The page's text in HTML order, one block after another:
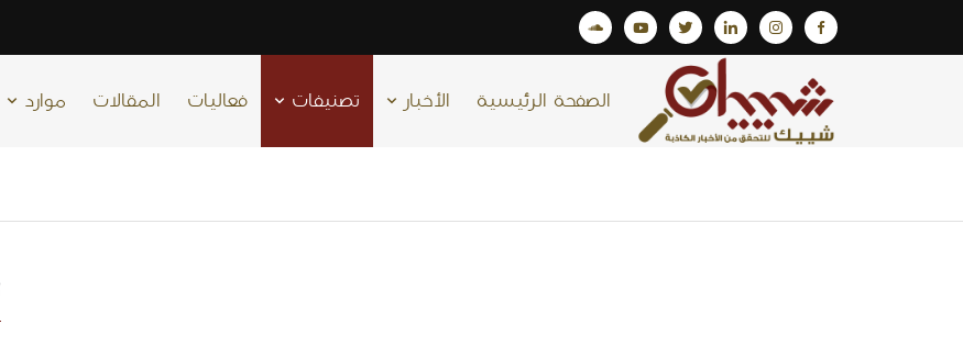
الصفحة الرئيسية الأخبار تصنيفات فعاليات المقالات موارد